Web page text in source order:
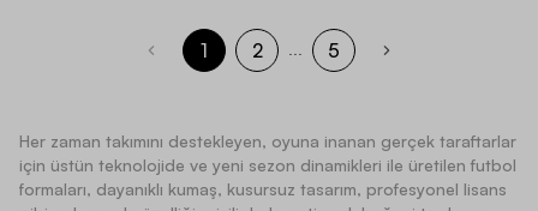
1 2 ... 5
Her zaman takımını destekleyen, oyuna inanan gerçek taraftarlar
için üstün teknolojide ve yeni sezon dinamikleri ile üretilen futbol
formaları, dayanıklı kumaş, kusursuz tasarım, profesyonel lisans